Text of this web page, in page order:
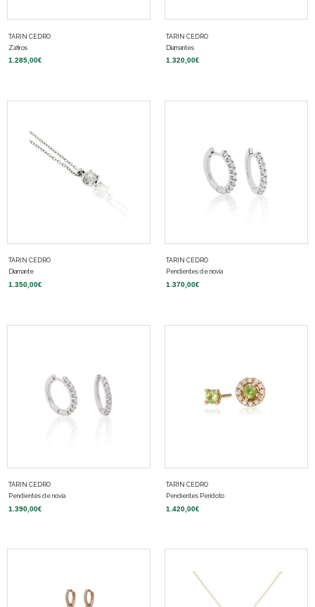
TARIN CEDRO
Zafiros
1.285,00€
TARIN CEDRO
Diamantes
1.320,00€
TARIN CEDRO
Diamante
1.350,00€
TARIN CEDRO
Pendientes de novia
1.370,00€
TARIN CEDRO
Pendientes de novia
1.390,00€
TARIN CEDRO
Pendientes Peridoto
1.420,00€